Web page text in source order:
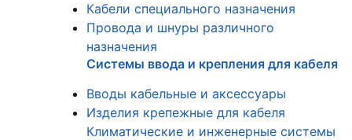
Кабели специального назначения
Провода и шнуры различного
назначения
Системы ввода и крепления для кабеля
Вводы кабельные и аксессуары
Изделия крепежные для кабеля
Климатические и инженерные системы